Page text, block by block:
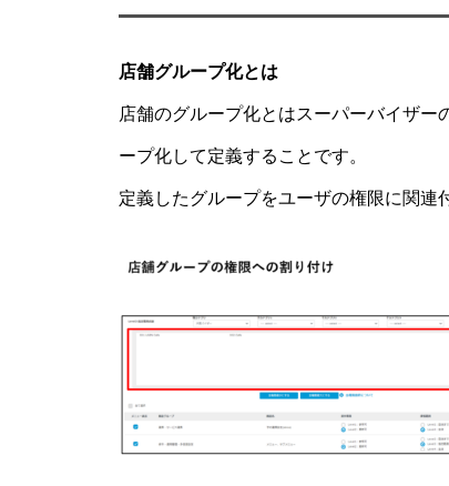
店舗グループ化とは
店舗のグループ化とはスーパーバイザ
ープ化して定義することです。
定義したグループをユーザの権限に関連